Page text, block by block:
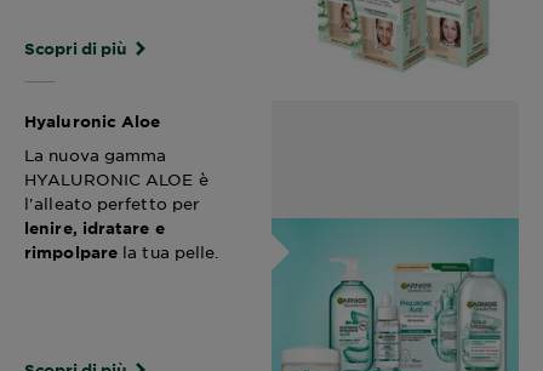
Scopri di più
Hyaluronic Aloe
La nuova gamma
HYALURONIC ALOE è
l'alleato perfetto per
lenire, idratare e
rimpolpare la tua pelle.